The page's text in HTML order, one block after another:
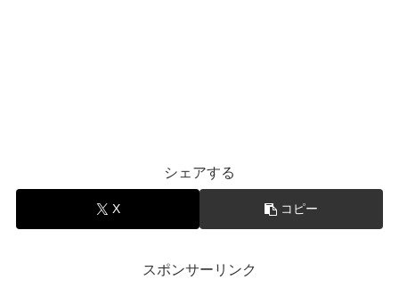
シェアする
X コピー
スポンサーリンク